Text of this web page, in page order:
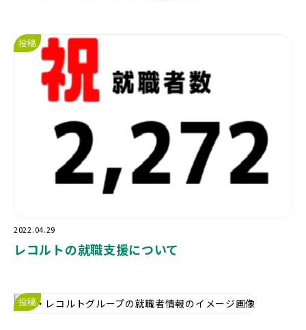
投稿
2022.04.29
レコルトの就職支援について
投稿